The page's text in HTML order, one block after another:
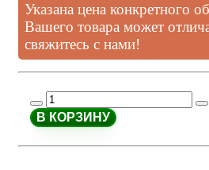
Указана цена конкретного
Вашего товара может
свяжитесь с нами!
В КОРЗИНУ